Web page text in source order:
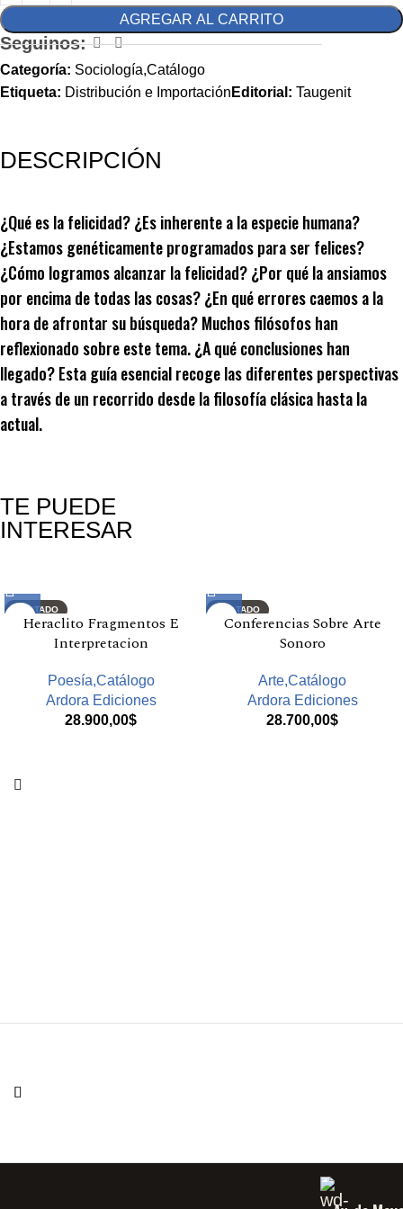
AGREGAR AL CARRITO
Seguinos:
Categoría: Sociología,Catálogo
Etiqueta: Distribución e Importación Editorial: Taugenit
DESCRIPCIÓN
¿Qué es la felicidad? ¿Es inherente a la especie humana?
¿Estamos genéticamente programados para ser felices?
¿Cómo logramos alcanzar la felicidad? ¿Por qué la ansiamos
por encima de todas las cosas? ¿En qué errores caemos a la
hora de afrontar su búsqueda? Muchos filósofos han
reflexionado sobre este tema. ¿A qué conclusiones han
llegado? Esta guía esencial recoge las diferentes perspectivas
a través de un recorrido desde la filosofía clásica hasta la
actual.
TE PUEDE
INTERESAR
AGOTADO
Heraclito Fragmentos E
Interpretacion
Poesía,Catálogo
Ardora Ediciones
28.900,00$
AGOTADO
Conferencias Sobre Arte
Sonoro
Arte,Catálogo
Ardora Ediciones
28.700,00$